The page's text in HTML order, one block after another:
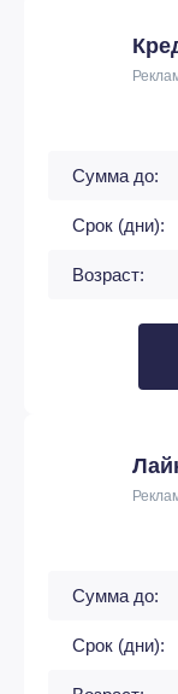
Сумма до:
Срок (дни):
Возраст:
Сумма до:
Срок (дни):